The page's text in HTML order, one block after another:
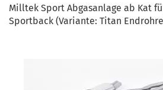
Milltek Sport Abgasanlage ab Kat
Sportback (Variante: Titan